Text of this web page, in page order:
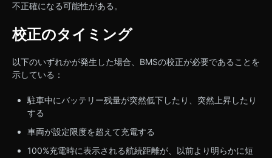
不正確になる可能性がある。
校正のタイミング
以下のいずれかが発生した場合、BMSの校正が必要であることを
示している：
駐車中にバッテリー残量が突然低下したり、突然上昇したり
する
車両が設定限度を超えて充電する
100%充電時に表示される航続距離が、以前より明らかに短